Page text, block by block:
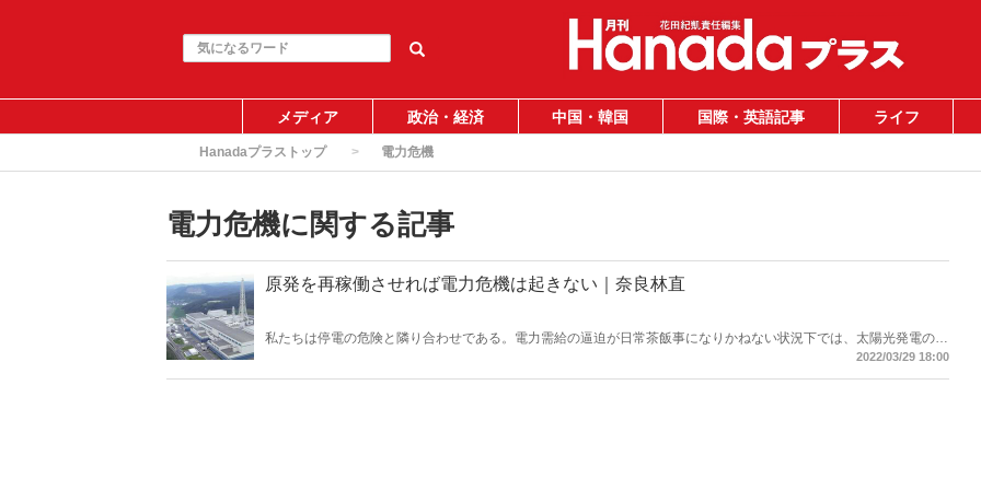
メディア 政治・経済 中国・韓国 国際・英語記事 ライフ
Hanadaプラストップ 電力危機
電力危機に関する記事
原発を再稼働させれば電力危機は起きない｜奈良林直
私たちは停電の危険と隣り合わせである。電力需給の逼迫が日常茶飯事になりかねない状況下では、太陽光発電の不
2022/03/29 18:00